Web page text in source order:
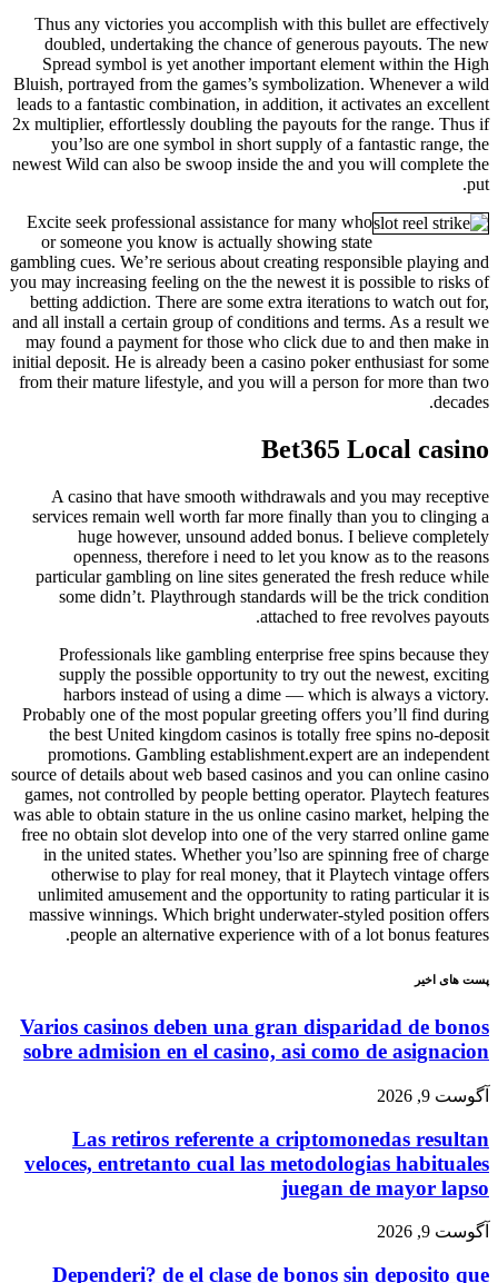
Thus any victories you accomplish with this bullet are effectively
doubled, undertaking the chance of generous payouts. The new
Spread symbol is yet another important element within the High
Bluish, portrayed from the games’s symbolization. Whenever a wild
leads to a fantastic combination, in addition, it activates an excellent
2x multiplier, effortlessly doubling the payouts for the range. Thus if
you’lso are one symbol in short supply of a fantastic range, the
newest Wild can also be swoop inside the and you will complete the
put.
Excite seek professional assistance for many who
or someone you know is actually showing state
gambling cues. We’re serious about creating responsible playing and
you may increasing feeling on the the newest it is possible to risks of
betting addiction. There are some extra iterations to watch out for,
and all install a certain group of conditions and terms. As a result we
may found a payment for those who click due to and then make in
initial deposit. He is already been a casino poker enthusiast for some
from their mature lifestyle, and you will a person for more than two
decades.
Bet365 Local casino
A casino that have smooth withdrawals and you may receptive
services remain well worth far more finally than you to clinging a
huge however, unsound added bonus. I believe completely
openness, therefore i need to let you know as to the reasons
particular gambling on line sites generated the fresh reduce while
some didn’t. Playthrough standards will be the trick condition
attached to free revolves payouts.
Professionals like gambling enterprise free spins because they
supply the possible opportunity to try out the newest, exciting
harbors instead of using a dime — which is always a victory.
Probably one of the most popular greeting offers you’ll find during
the best United kingdom casinos is totally free spins no-deposit
promotions. Gambling establishment.expert are an independent
source of details about web based casinos and you can online casino
games, not controlled by people betting operator. Playtech features
was able to obtain stature in the us online casino market, helping the
free no obtain slot develop into one of the very starred online game
in the united states. Whether you’lso are spinning free of charge
otherwise to play for real money, that it Playtech vintage offers
unlimited amusement and the opportunity to rating particular it is
massive winnings. Which bright underwater-styled position offers
people an alternative experience with of a lot bonus features.
پست های اخیر
Varios casinos deben una gran disparidad de bonos
sobre admision en el casino, asi como de asignacion
آگوست 9, 2026
Las retiros referente a criptomonedas resultan
veloces, entretanto cual las metodologias habituales
juegan de mayor lapso
آگوست 9, 2026
Dependeri? de el clase de bonos sin deposito que